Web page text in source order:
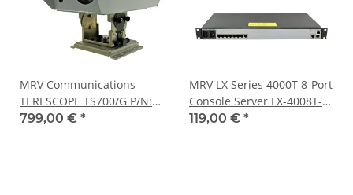
MRV Communications
TERESCOPE TS700/G P/N:
TS1000A/M8C/VS
799,00 € *
MRV LX Series 4000T 8-Port
Console Server LX-4008T-
002AC 2x PSU
119,00 € *